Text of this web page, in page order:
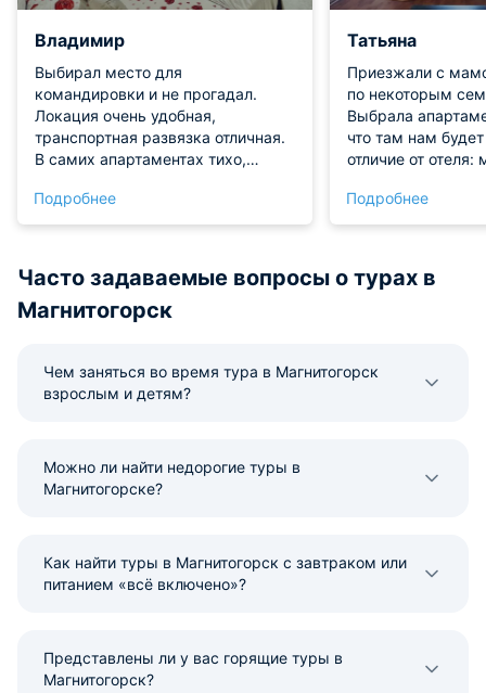
Владимир
Выбирал место для
командировки и не прогадал.
Локация очень удобная,
транспортная развязка отличная.
В самих апартаментах тихо,
рабочее место и быстрый
интернет. Кровать комфортная,
без лишнего пафоса.
Подробнее
Татьяна
Приезжали с
по некоторым
Выбрала
что там нам
отличие от
самостоятельно.
понравился.
моментам.
Подробнее
Часто задаваемые вопросы о турах в
Магнитогорск
Чем заняться во время тура в Магнитогорск
взрослым и детям?
Можно ли найти недорогие туры в
Магнитогорске?
Как найти туры в Магнитогорск с завтраком или
питанием «всё включено»?
Представлены ли у вас горящие туры в
Магнитогорск?